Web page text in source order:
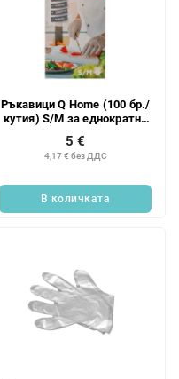
Ръкавици Q Home (100 бр./
кутия) S/M за еднократна
употреба
4,17 € без ДДС
5 €
В количката